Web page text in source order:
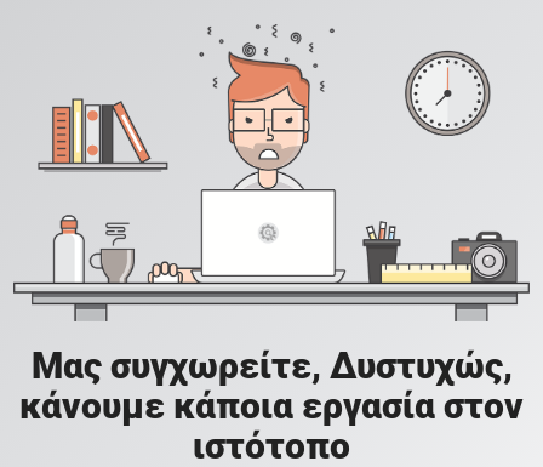
Μας συγχωρείτε, Δυστυχώς,
κάνουμε κάποια εργασία στον
ιστότοπο